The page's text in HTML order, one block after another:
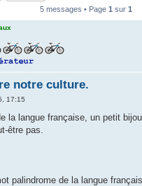
5 messages • Page 1 sur 1
notre culture.
17:15
la langue française, un petit
être pas.
palindrome de la langue